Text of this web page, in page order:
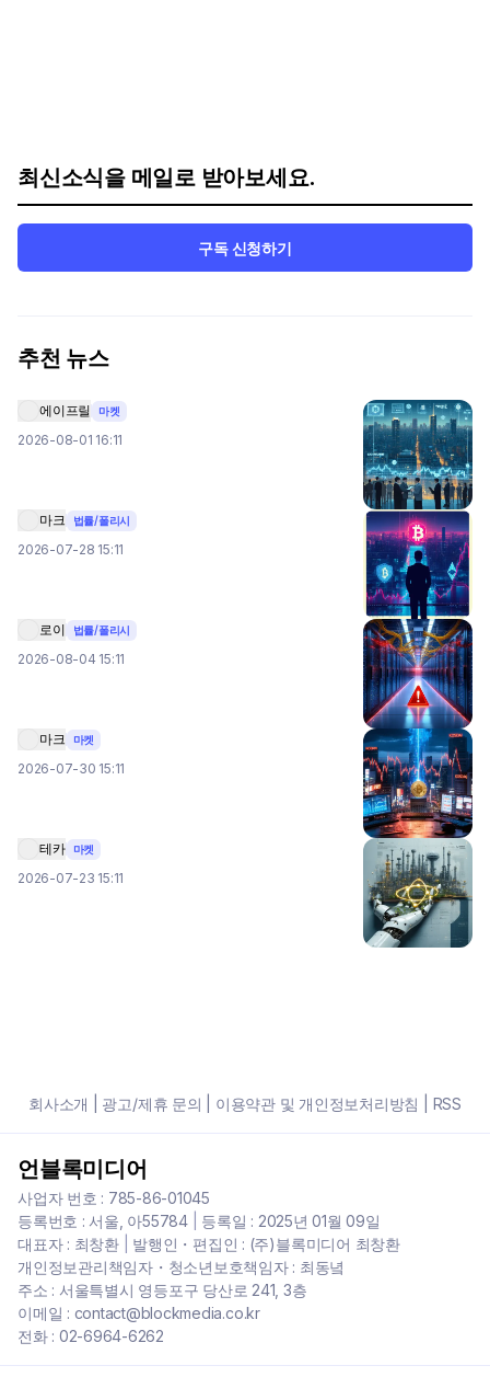
최신소식을 메일로 받아보세요.
구독 신청하기
추천 뉴스
에이프릴 마켓
2026-08-01 16:11
마크 법률/폴리시
2026-07-28 15:11
로이 법률/폴리시
2026-08-04 15:11
마크 마켓
2026-07-30 15:11
테카 마켓
2026-07-23 15:11
회사소개 광고/제휴 문의 이용약관 및 개인정보처리방침 RSS
언블록미디어
사업자 번호 : 785-86-01045
등록번호 : 서울, 아55784| 등록일 : 2025년 01월 09일
대표자 : 최창환| 발행인・편집인 : (주)블록미디어 최창환
개인정보관리책임자・청소년보호책임자 : 최동녘
주소 : 서울특별시 영등포구 당산로 241, 3층
이메일 : contact@blockmedia.co.kr
전화 : 02-6964-6262